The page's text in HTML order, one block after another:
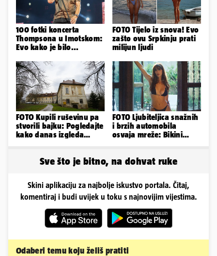
100 fotki koncerta
Thompsona u Imotskom:
Evo kako je bilo...
FOTO Tijelo iz snova! Evo
zašto ovu Srpkinju prati
milijun ljudi
FOTO Kupili ruševinu pa
stvorili bajku: Pogledajte
kako danas izgleda
FOTO Ljubiteljica snažnih
i brzih automobila
osvaja mreže: Bikini
Sve što je bitno, na dohvat ruke
Skini aplikaciju za najbolje iskustvo portala. Čitaj,
komentiraj i budi uvijek u toku s najnovijim vijestima.
Odaberi temu koju želiš pratiti